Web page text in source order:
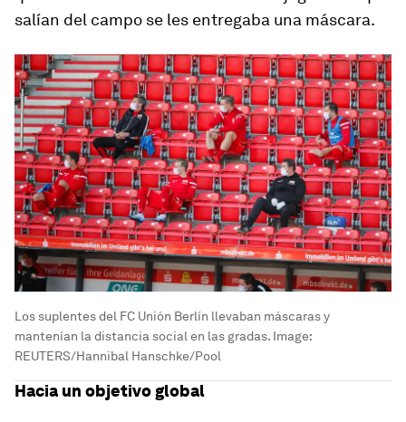
salían del campo se les entregaba una máscara.
Los suplentes del FC Unión Berlín llevaban máscaras y
mantenían la distancia social en las gradas. Image:
REUTERS/Hannibal Hanschke/Pool
Hacia un objetivo global